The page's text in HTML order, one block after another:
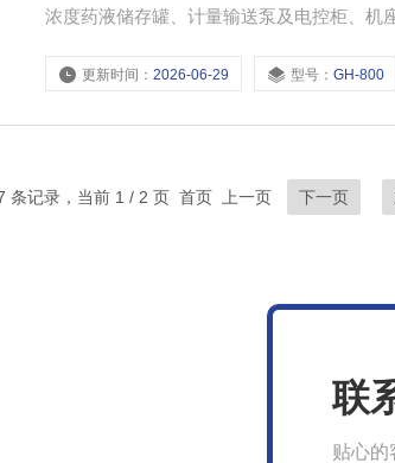
浓度药液储存罐、计量输送泵及电控柜、机
更新时间：2026-06-29 型号：GH-800
条记录，当前 1 / 2 页 首页 上一页 下一页
联
贴心的